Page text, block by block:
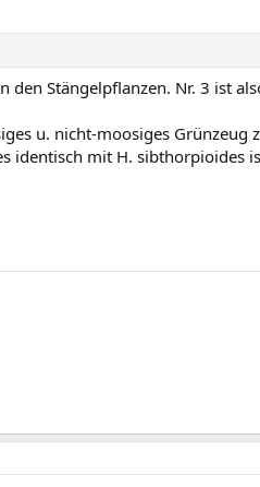
den Stängelpflanzen. Nr. 3 ist
u. nicht-moosiges Grünzeug
identisch mit H. sibthorpioides